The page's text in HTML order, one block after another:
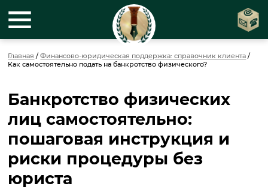
Главная /Финансово-юридическая поддержка: справочник клиента /
Как самостоятельно подать на банкротство физического?
Банкротство физических
лиц самостоятельно:
пошаговая инструкция и
риски процедуры без
юриста